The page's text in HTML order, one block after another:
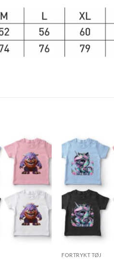
FORTRYKT TØJ